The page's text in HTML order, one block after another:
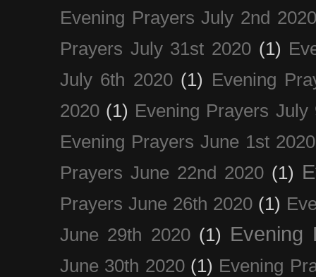
Evening Prayers July 2nd 2020
Prayers July 31st 2020 (1)
July 6th 2020 (1) Evening
2020 (1) Evening Prayers July
Evening Prayers June 1st 2020
Prayers June 22nd 2020 (1)
Prayers June 26th 2020 (1)
June 29th 2020 (1) Evening
June 30th 2020 (1) Evening